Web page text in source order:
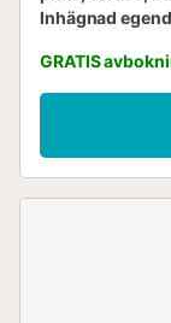
Inhägnad
GRATIS